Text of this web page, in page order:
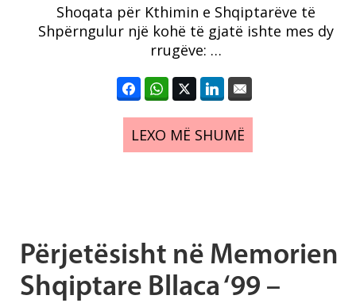
Shoqata për Kthimin e Shqiptarëve të
Shpërngulur një kohë të gjatë ishte mes dy
rrugëve: …
LEXO MË SHUMË
Përjetësisht në Memorien
Shqiptare Bllaca ‘99 –